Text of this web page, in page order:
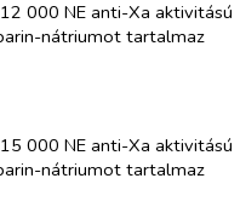
000 NE anti-Xa aktivitású
nátriumot tartalmaz
000 NE anti-Xa aktivitású
nátriumot tartalmaz